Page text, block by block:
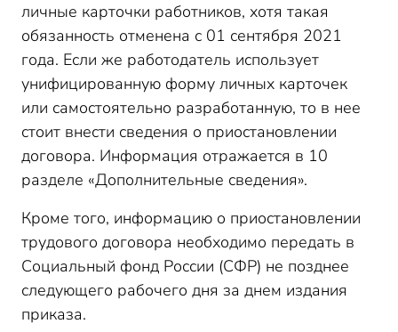
личные карточки работников, хотя такая
обязанность отменена с 01 сентября 2021
года. Если же работодатель использует
унифицированную форму личных карточек
или самостоятельно разработанную, то в нее
стоит внести сведения о приостановлении
договора. Информация отражается в 10
разделе «Дополнительные сведения».
Кроме того, информацию о приостановлении
трудового договора необходимо передать в
Социальный фонд России (СФР) не позднее
следующего рабочего дня за днем издания
приказа.